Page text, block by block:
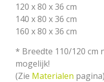
120 x 80 x 36 cm
140 x 80 x 36 cm
160 x 80 x 36 cm
* Breedte 110/120 cm
mogelijk!
(Zie Materialen pagina)